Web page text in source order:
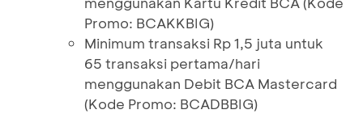
Promo: BCAKKBIG)
Minimum transaksi Rp 1,5 juta untuk
65 transaksi pertama/hari
menggunakan Debit BCA Mastercard
(Kode Promo: BCADBBIG)